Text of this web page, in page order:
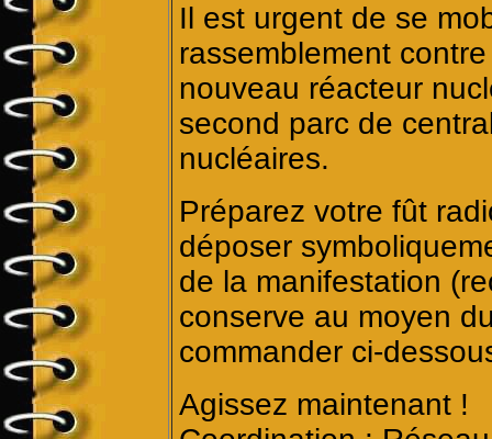
Il est urgent de se
rassemblement
nouveau réacteur
second parc de
nucléaires.
Préparez votre fût
déposer
de la manifestation
conserve au moyen
commander ci-
Agissez maintenant !